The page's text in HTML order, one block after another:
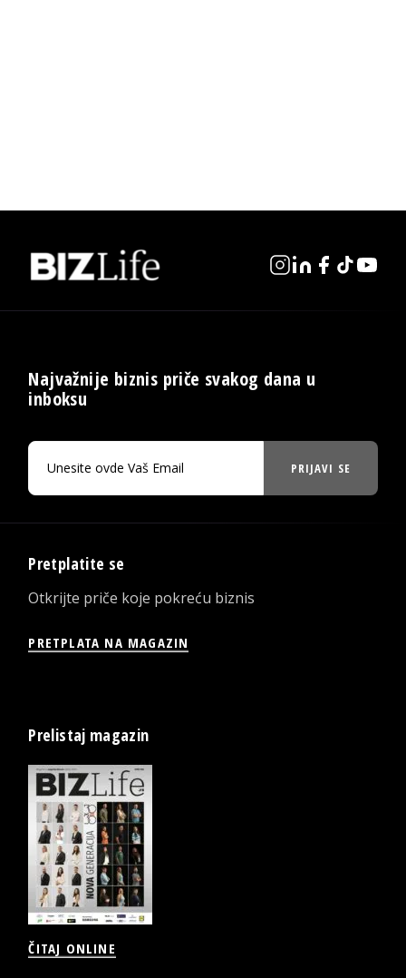
Najvažnije biznis priče svakog dana u
inboksu
PRIJAVI SE
Pretplatite se
Otkrijte priče koje pokreću biznis
PRETPLATA NA MAGAZIN
Prelistaj magazin
ČITAJ ONLINE